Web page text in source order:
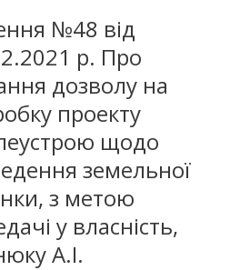
№48 від
р. Про
дозволу на
проекту
щодо
земельної
з метою
у власність,
А.І.